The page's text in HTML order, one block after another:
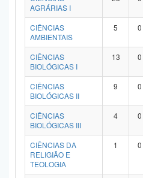
AGRÁRIAS I
CIÊNCIAS
AMBIENTAIS
5 0
CIÊNCIAS
BIOLÓGICAS I
13 0
CIÊNCIAS
BIOLÓGICAS II
9 0
CIÊNCIAS
BIOLÓGICAS III
4 0
CIÊNCIAS DA
RELIGIÃO E
TEOLOGIA
1 0